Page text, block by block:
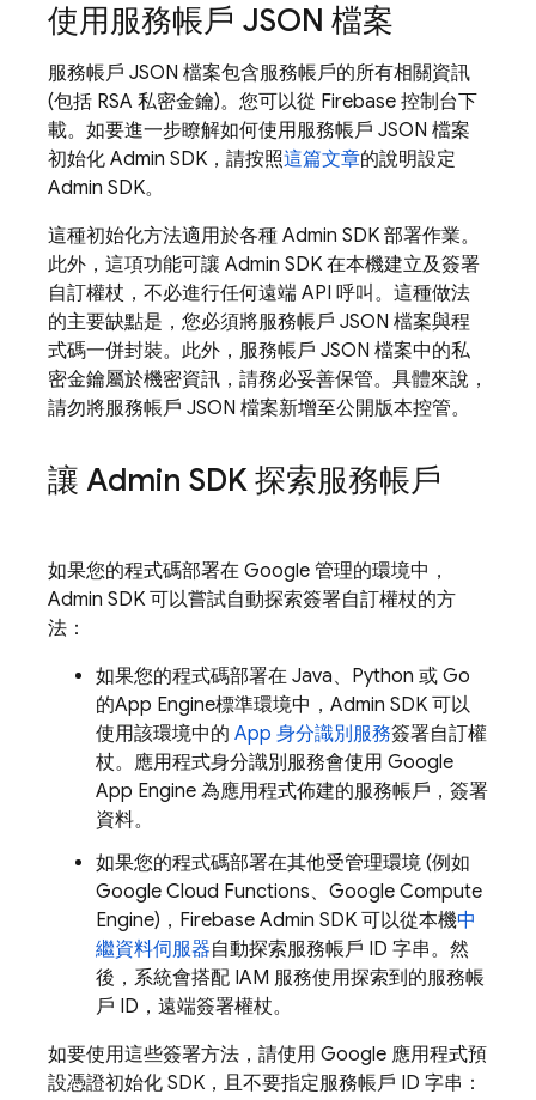
使用服務帳戶 JSON 檔案
服務帳戶 JSON 檔案包含服務帳戶的所有相關資訊
(包括 RSA 私密金鑰)。您可以從 Firebase 控制台下
載。如要進一步瞭解如何使用服務帳戶 JSON 檔案
初始化 Admin SDK，請按照這篇文章的說明設定
Admin SDK。
這種初始化方法適用於各種 Admin SDK 部署作業。
此外，這項功能可讓 Admin SDK 在本機建立及簽署
自訂權杖，不必進行任何遠端 API 呼叫。這種做法
的主要缺點是，您必須將服務帳戶 JSON 檔案與程
式碼一併封裝。此外，服務帳戶 JSON 檔案中的私
密金鑰屬於機密資訊，請務必妥善保管。具體來說，
請勿將服務帳戶 JSON 檔案新增至公開版本控管。
讓 Admin SDK 探索服務帳戶
如果您的程式碼部署在 Google 管理的環境中，
Admin SDK 可以嘗試自動探索簽署自訂權杖的方
法：
如果您的程式碼部署在 Java、Python 或 Go
的App Engine標準環境中，Admin SDK 可以
使用該環境中的 App 身分識別服務簽署自訂權
杖。應用程式身分識別服務會使用 Google
App Engine 為應用程式佈建的服務帳戶，簽署
資料。
如果您的程式碼部署在其他受管理環境 (例如
Google Cloud Functions、Google Compute
Engine)，Firebase Admin SDK 可以從本機中
繼資料伺服器自動探索服務帳戶 ID 字串。然
後，系統會搭配 IAM 服務使用探索到的服務帳
戶 ID，遠端簽署權杖。
如要使用這些簽署方法，請使用 Google 應用程式預
設憑證初始化 SDK，且不要指定服務帳戶 ID 字串：